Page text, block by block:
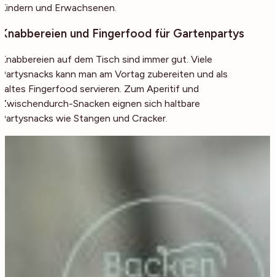
Kindern und Erwachsenen.
Knabbereien und Fingerfood für Gartenpartys
Knabbereien auf dem Tisch sind immer gut. Viele
Partysnacks kann man am Vortag zubereiten und als
kaltes Fingerfood servieren. Zum Aperitif und
Zwischendurch-Snacken eignen sich haltbare
Partysnacks wie Stangen und Cracker.